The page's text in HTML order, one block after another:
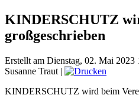
KINDERSCHUTZ
großgeschrieben
Erstellt am Dienstag, 02. Mai 2023
Susanne Traut |
KINDERSCHUTZ wird beim